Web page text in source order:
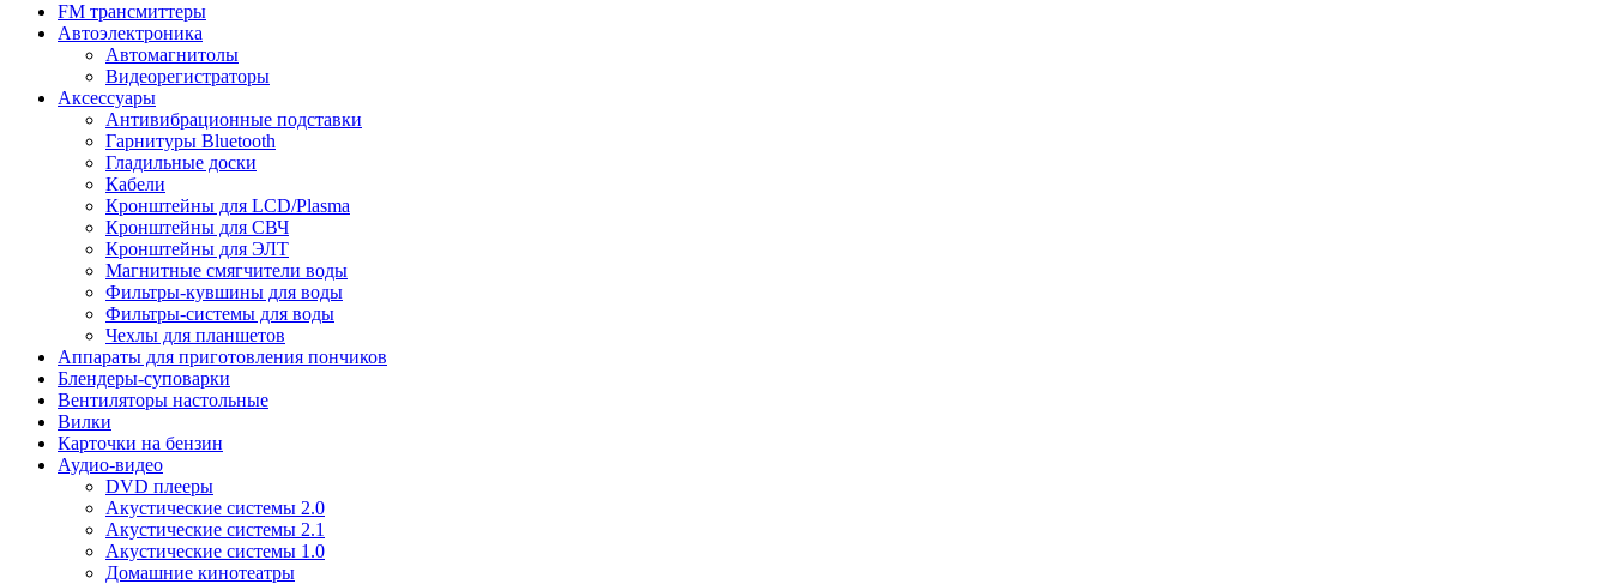
FM трансмиттеры
Автоэлектроника
Автомагнитолы
Видеорегистраторы
Аксессуары
Антивибрационные подставки
Гарнитуры Bluetooth
Гладильные доски
Кабели
Кронштейны для LCD/Plasma
Кронштейны для СВЧ
Кронштейны для ЭЛТ
Магнитные смягчители воды
Фильтры-кувшины для воды
Фильтры-системы для воды
Чехлы для планшетов
Аппараты для приготовления пончиков
Блендеры-суповарки
Вентиляторы настольные
Вилки
Карточки на бензин
Аудио-видео
DVD плееры
Акустические системы 2.0
Акустические системы 2.1
Акустические системы 1.0
Домашние кинотеатры